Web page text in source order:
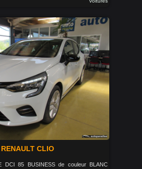
RENAULT CLIO
DCI 85 BUSINESS de couleur BLANC